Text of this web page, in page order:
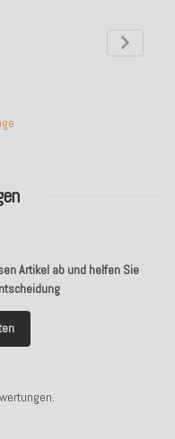
Artikel ab und helfen Sie